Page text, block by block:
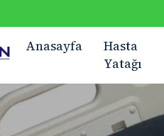
Anasayfa
Hasta
Yatağı